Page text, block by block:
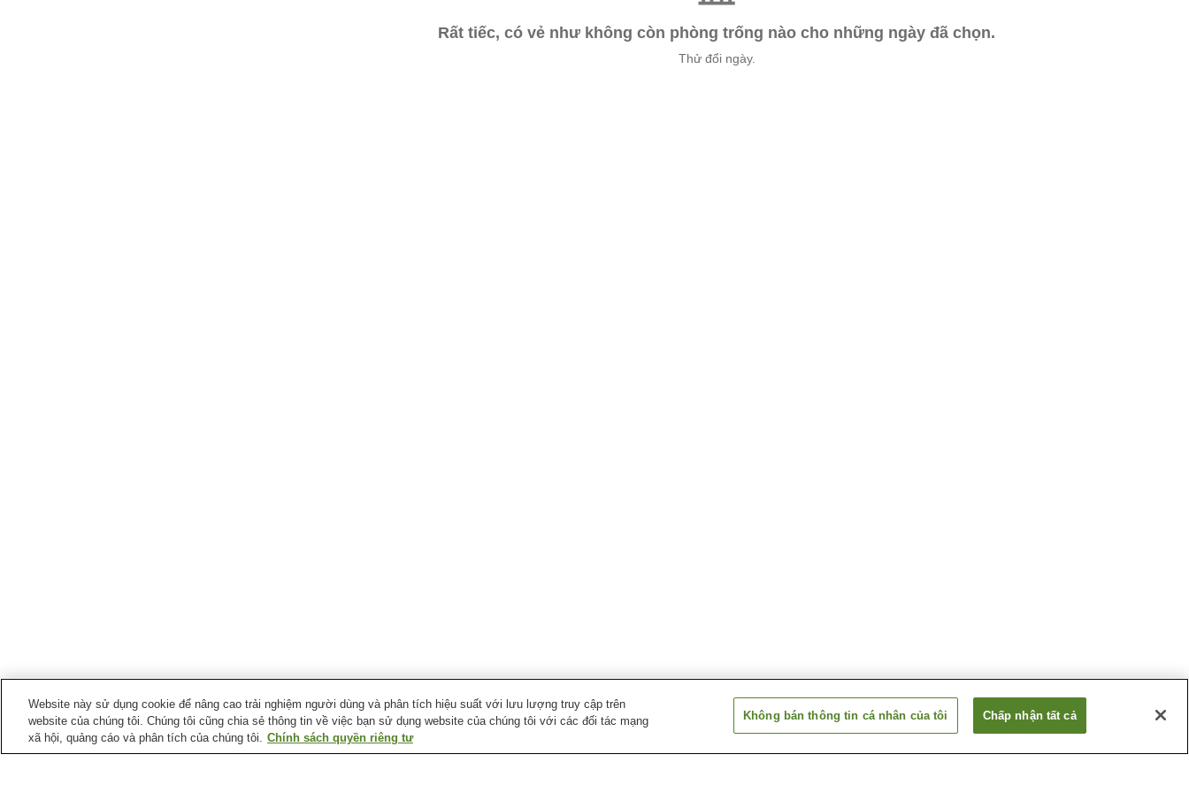
Rất tiếc, có vẻ như không còn phòng trống nào cho những ngày đã chọn.
Thử đổi ngày.
Ga xe lửa tại Thành phố Fujioka
Website này sử dụng cookie để nâng cao trải nghiệm người dùng và phân tích hiệu suất với lưu lượng truy cập trên
website của chúng tôi. Chúng tôi cũng chia sẻ thông tin về việc bạn sử dụng website của chúng tôi với các đối tác mạng
xã hội, quảng cáo và phân tích của chúng tôi. Chính sách quyền riêng tư
Không bán thông tin cá nhân của tôi Chấp nhận tất cả